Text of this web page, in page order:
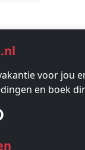
voor jou
en boek